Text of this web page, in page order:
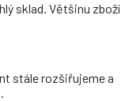
sklad. Většinu zboží
stále rozšiřujeme a